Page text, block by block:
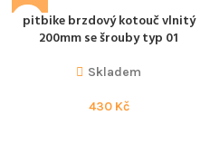
pitbike brzdový kotouč vlnitý
200mm se šrouby typ 01
Skladem
430 Kč